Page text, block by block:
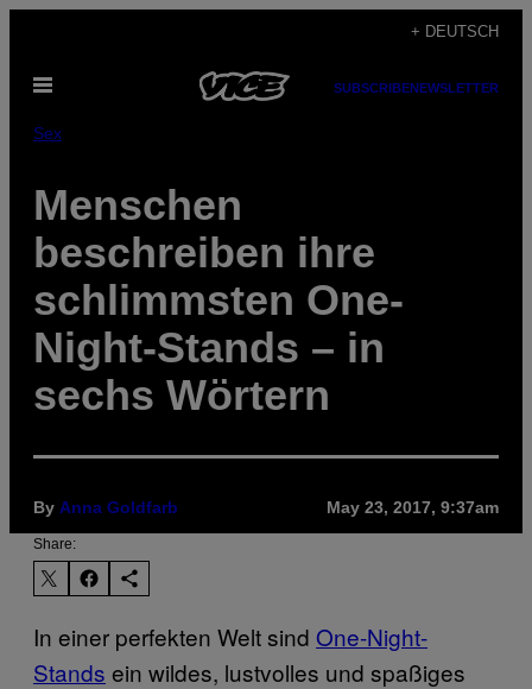
content
+ DEUTSCH
Open
SUBSCRIBENEWSLETTER
Sex
Menschen
beschreiben ihre
schlimmsten One-
Night-Stands – in
sechs Wörtern
By Anna Goldfarb May 23, 2017, 9:37am
Share:
In einer perfekten Welt sind One-Night-
Stands ein wildes, lustvolles und spaßiges